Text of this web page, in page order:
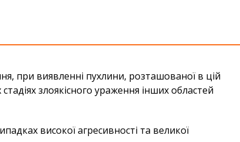
при виявленні пухлини, розташованої в цій
злоякісного ураження інших областей
високої агресивності та великої